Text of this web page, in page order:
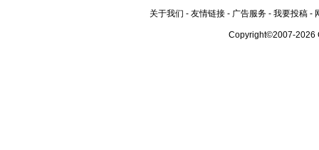
关于我们 - 友情链接 - 广告服务 - 我要投稿 -
Copyright©2007-2026